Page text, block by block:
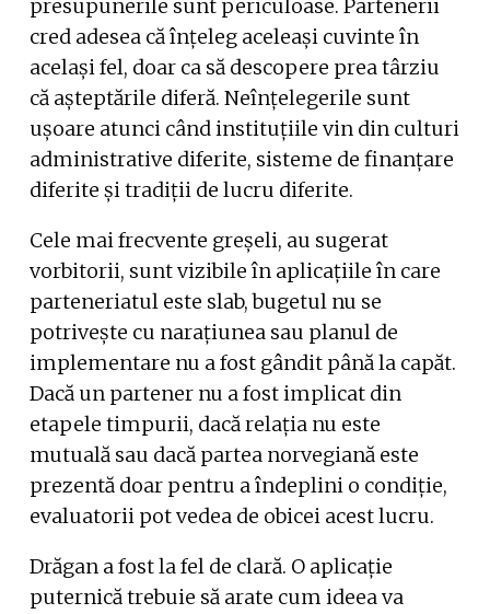
presupunerile sunt periculoase. Partenerii
cred adesea că înțeleg aceleași cuvinte în
același fel, doar ca să descopere prea târziu
că așteptările diferă. Neînțelegerile sunt
ușoare atunci când instituțiile vin din culturi
administrative diferite, sisteme de finanțare
diferite și tradiții de lucru diferite.
Cele mai frecvente greșeli, au sugerat
vorbitorii, sunt vizibile în aplicațiile în care
parteneriatul este slab, bugetul nu se
potrivește cu narațiunea sau planul de
implementare nu a fost gândit până la capăt.
Dacă un partener nu a fost implicat din
etapele timpurii, dacă relația nu este
mutuală sau dacă partea norvegiană este
prezentă doar pentru a îndeplini o condiție,
evaluatorii pot vedea de obicei acest lucru.
Drăgan a fost la fel de clară. O aplicație
puternică trebuie să arate cum ideea va